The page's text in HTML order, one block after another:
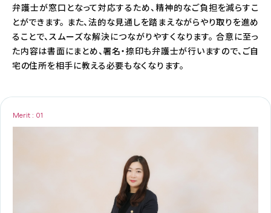
弁護士が窓口となって対応するため、精神的なご負担を減らすこ
とができます。 また、法的な見通しを踏まえながらやり取りを進め
ることで、スムーズな解決につながりやすくなります。 合意に至っ
た内容は書面にまとめ、署名・捺印も弁護士が行いますので、ご自
宅の住所を相手に教える必要もなくなります。
Merit : 01